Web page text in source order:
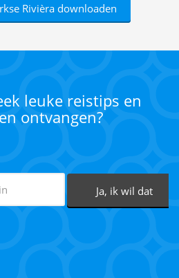
Rivièra downloaden
leuke reistips en
ontvangen?